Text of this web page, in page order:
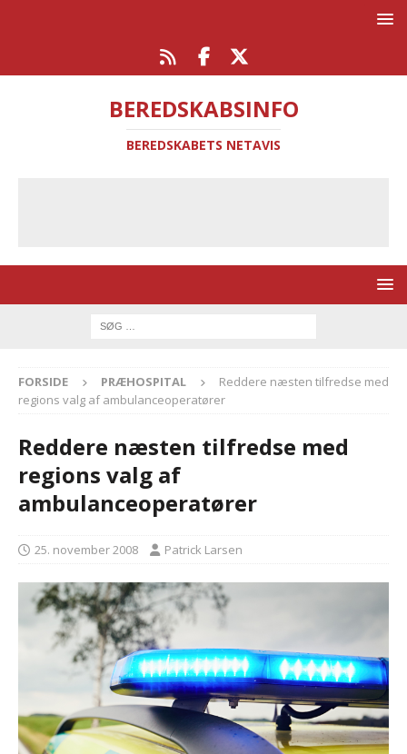
BEREDSKABSINFO
BEREDSKABETS NETAVIS
FORSIDE PRÆHOSPITAL
Reddere næsten tilfredse med
regions valg af ambulanceoperatører
Reddere næsten tilfredse med
regions valg af
ambulanceoperatører
25. november 2008 Patrick Larsen